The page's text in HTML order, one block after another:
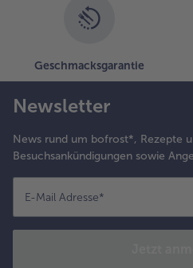
Geschmacksgarantie
Newsletter
News rund um bofrost*, Rezepte
Besuchsankündigungen sowie
E-Mail Adresse*